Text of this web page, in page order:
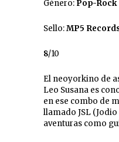
Género: Pop-Rock
Sello:MP5
8/10
El neoyorkino de
Leo Susana es
en ese combo de
llamado JSL
aventuras como